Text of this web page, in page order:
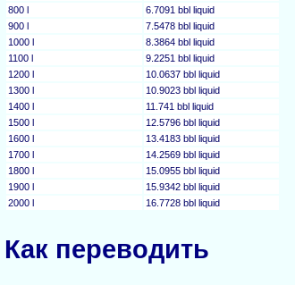
800 l
6.7091 bbl liquid
900 l
7.5478 bbl liquid
1000 l
8.3864 bbl liquid
1100 l
9.2251 bbl liquid
1200 l
10.0637 bbl liquid
1300 l
10.9023 bbl liquid
1400 l
11.741 bbl liquid
1500 l
12.5796 bbl liquid
1600 l
13.4183 bbl liquid
1700 l
14.2569 bbl liquid
1800 l
15.0955 bbl liquid
1900 l
15.9342 bbl liquid
2000 l
16.7728 bbl liquid
Как переводить